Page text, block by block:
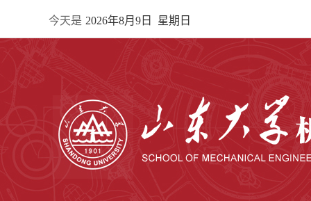
今天是 2026年8月9日 星期日